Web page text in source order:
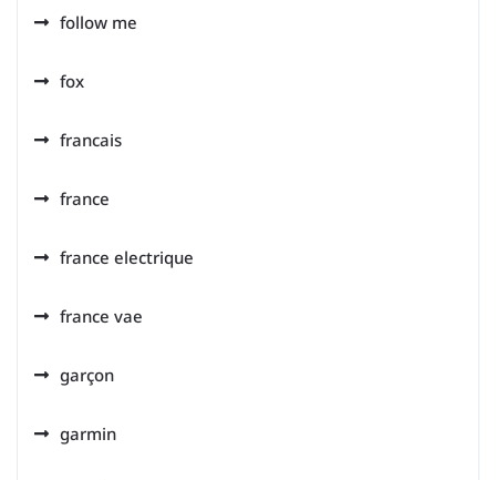
follow me
fox
francais
france
france electrique
france vae
garçon
garmin